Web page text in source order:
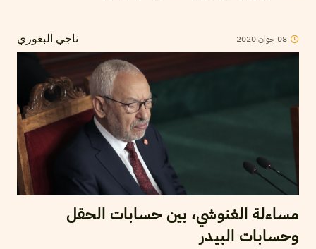
ناجي البغوري 08جوان2020
مساءلة الغنوشي، بين حسابات الحقل
وحسابات البيدر